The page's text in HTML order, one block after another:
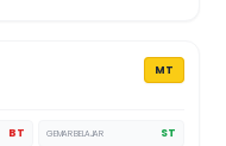
MT
BT GEMAR BELAJAR ST